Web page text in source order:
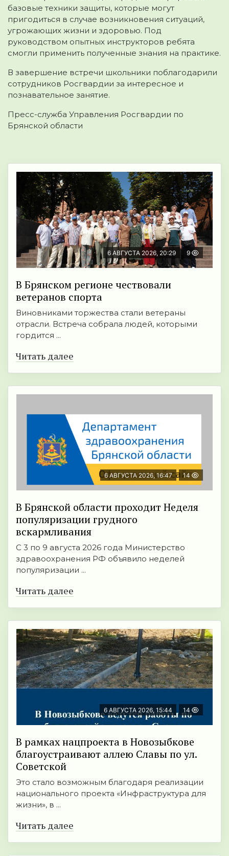
базовые техники защиты, которые могут
пригодиться в случае возникновения ситуаций,
угрожающих жизни и здоровью. Под
руководством опытных инструкторов ребята
смогли применить полученные знания на практике.
В завершение встречи школьники поблагодарили
сотрудников Росгвардии за интересное и
познавательное занятие.
Пресс-служба Управления Росгвардии по
Брянской области
6 АВГУСТА 2026, 20:29 9
В Брянском регионе чествовали
ветеранов спорта
Виновниками торжества стали ветераны
отрасли. Встреча собрала людей, которыми
гордится ...
Читать далее
6 АВГУСТА 2026, 16:47 14
В Брянской области проходит Неделя
популяризации грудного
вскармливания
С 3 по 9 августа 2026 года Министерство
здравоохранения РФ объявило неделей
популяризации ...
Читать далее
6 АВГУСТА 2026, 15:44 14
В рамках нацпроекта в Новозыбкове
благоустраивают аллею Славы по ул.
Советской
Это стало возможным благодаря реализации
национального проекта «Инфраструктура для
жизни», в ...
Читать далее